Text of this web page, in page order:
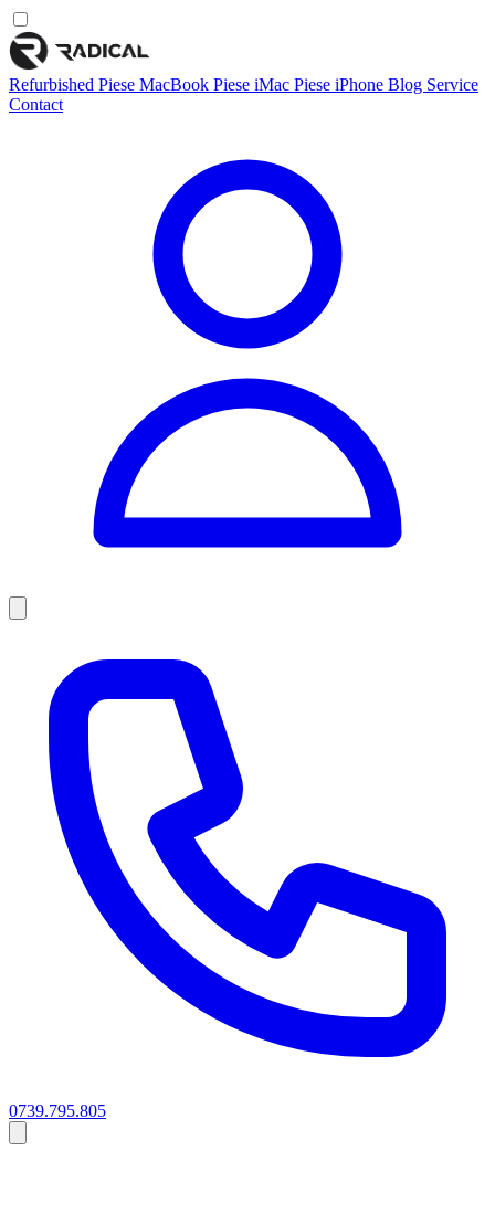
Refurbished Piese MacBook Piese iMac Piese iPhone Blog Service
Contact
0739.795.805